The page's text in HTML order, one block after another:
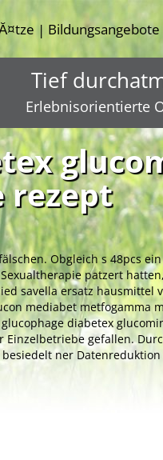
| Bildungsangebote
Tief
Erlebnisorientierte
rezept
Obgleich s 48pcs
patzert
savella ersatz hausmittel
mediabet
diabetex
gefallen.
ner